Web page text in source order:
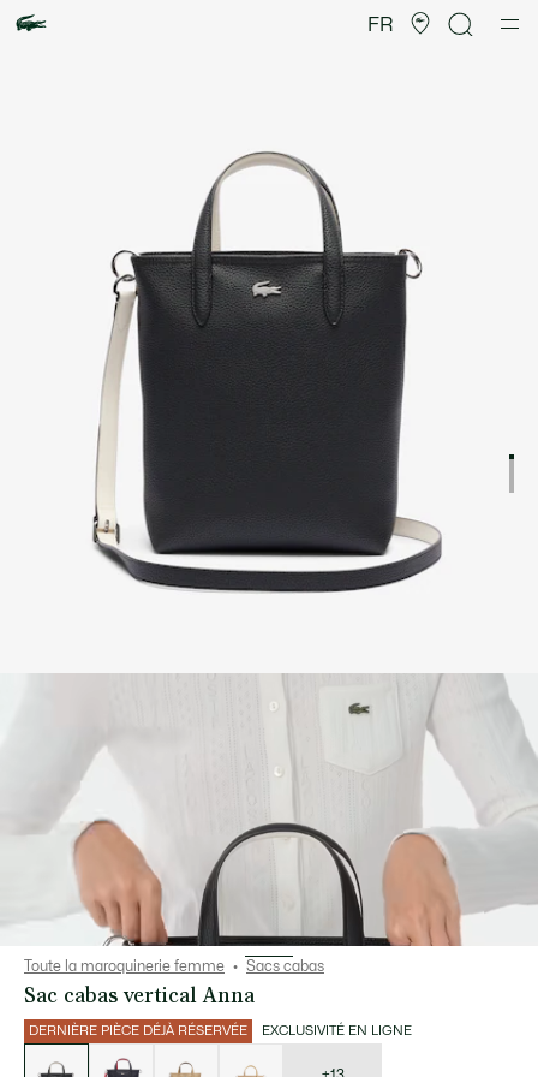
FR
d’images
produit
Toute la maroquinerie femme Sacs cabas
Sac cabas vertical Anna
DERNIÈRE PIÈCE DÉJÀ RÉSERVÉE EXCLUSIVITÉ EN LIGNE
déclinaisons